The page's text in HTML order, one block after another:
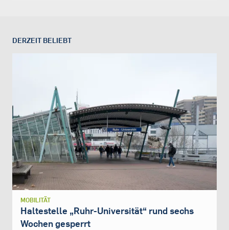
DERZEIT BELIEBT
MOBILITÄT
Haltestelle „Ruhr-Universität“ rund sechs
Wochen gesperrt